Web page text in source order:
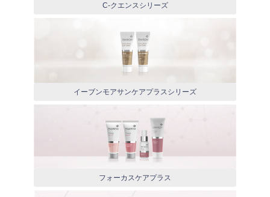
C-クエンスシリーズ
イーブンモアサンケアプラスシリーズ
フォーカスケアプラス